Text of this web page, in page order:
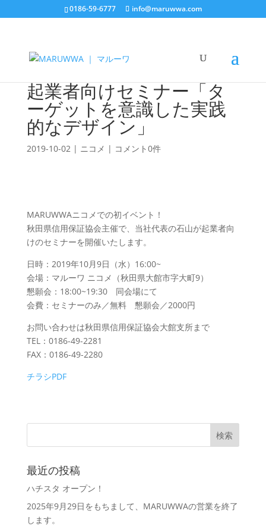
0186-59-6777 info@maruwwa.com
起業者向けセミナー「タ
ーゲットを意識した実践
的なデザイン」
2019-10-02| ニコメ | コメント0件
MARUWWAニコメでの初イベント！
秋田県信用保証協会主催で、当社代表の石山が起業者向
けのセミナーを開催いたします。
日時：2019年10月9日（水）16:00~
会場：マルーワ ニコメ（秋田県大館市字大町9）
懇願会：18:00~19:30 同会場にて
会費：セミナーのみ／無料 懇願会／2000円
お問い合わせは秋田県信用保証協会大館支所まで
TEL：0186-49-2281
FAX：0186-49-2280
チラシPDF
最近の投稿
ハチスタ オープン！
2025年9月29日をもちまして、MARUWWAの営業を終了
します。